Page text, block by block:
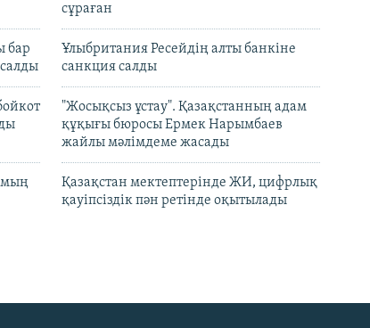
сұраған
бар
Ұлыбритания Ресейдің алты банкіне
санкция салды
"Жосықсыз ұстау". Қазақстанның адам
құқығы бюросы Ермек Нарымбаев
жайлы мәлімдеме жасады
мың
Қазақстан мектептерінде ЖИ, цифрлық
қауіпсіздік пән ретінде оқытылады